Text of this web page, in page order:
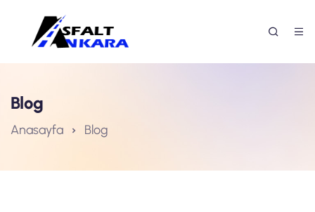
Blog
Anasayfa Blog